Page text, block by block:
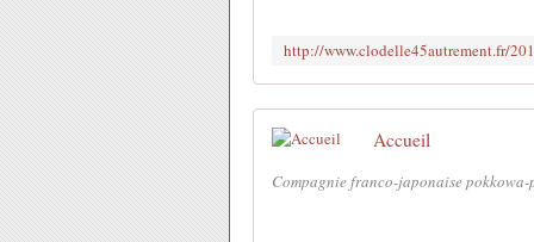
Accueil
Compagnie franco-japonaise